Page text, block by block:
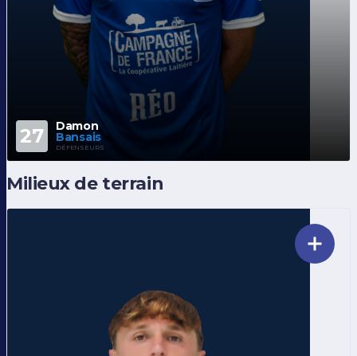
27 Damon
Bansais
DÉFENSEURS
Milieux de terrain